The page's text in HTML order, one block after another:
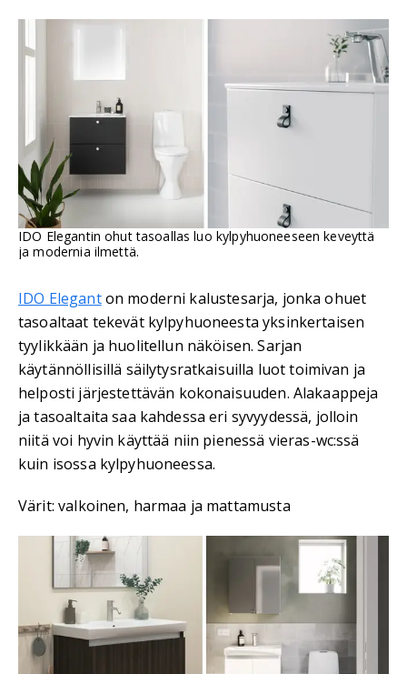
IDO Elegantin ohut tasoallas luo kylpyhuoneeseen keveyttä
ja modernia ilmettä.
IDO Eleganton moderni kalustesarja, jonka ohuet
tasoaltaat tekevät kylpyhuoneesta yksinkertaisen
tyylikkään ja huolitellun näköisen. Sarjan
käytännöllisillä säilytysratkaisuilla luot toimivan ja
helposti järjestettävän kokonaisuuden. Alakaappeja
ja tasoaltaita saa kahdessa eri syvyydessä, jolloin
niitä voi hyvin käyttää niin pienessä vieras-wc:ssä
kuin isossa kylpyhuoneessa.
Värit: valkoinen, harmaa ja mattamusta